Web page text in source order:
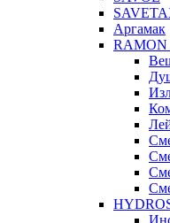
Аргамак
RAMON